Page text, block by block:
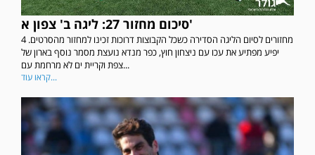
סיכום מחזור 27: ליגה ב' צפון א'
4 מחזורים לסיום הליגה הסדירה כשכל הקבוצות דרוכות זכינו למחזור מהסרטים.
יפיע מפתיע את עכו עם ניצחון חוץ, כפר מנדא נועצת מסמר נוסף בארון של
צפת וקריית ים לא מרחמת עם...
קראו עוד...